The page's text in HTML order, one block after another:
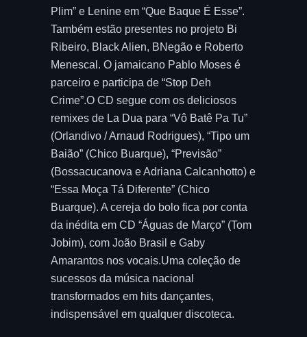
Plim” e Lenine em “Que Baque É Esse”.
Também estão presentes no projeto Bi
Ribeiro, Black Alien, BNegão e Roberto
Menescal. O jamaicano Pablo Moses é
parceiro e participa de “Stop Deh
Crime”.O CD segue com os deliciosos
remixes de La Dua para “Vô Batê Pa Tu”
(Orlandivo / Arnaud Rodrigues), “Tipo um
Baião” (Chico Buarque), “Previsão”
(Bossacucanova e Adriana Calcanhotto) e
“Essa Moça Tá Diferente” (Chico
Buarque). A cereja do bolo fica por conta
da inédita em CD “Águas de Março” (Tom
Jobim), com João Brasil e Gaby
Amarantos nos vocais.Uma coleção de
sucessos da música nacional
transformados em hits dançantes,
indispensável em qualquer discoteca.